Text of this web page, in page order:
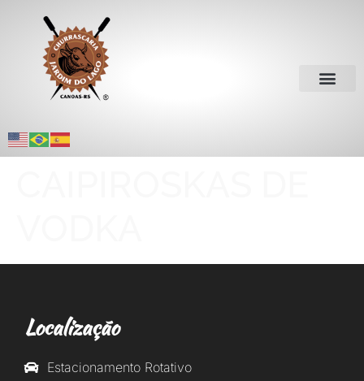
Localização
Estacionamento Rotativo